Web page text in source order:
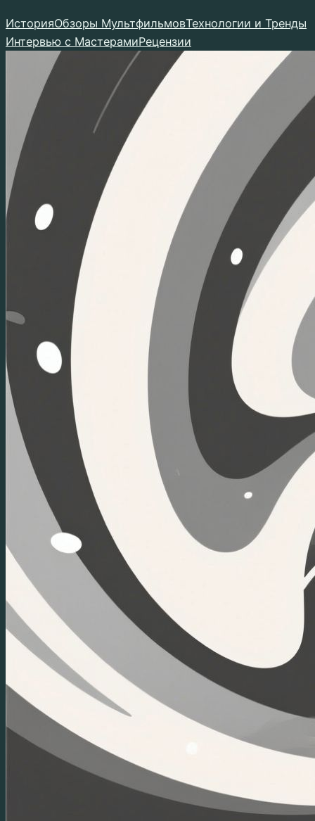
к
содержимому
ИсторияОбзоры МультфильмовТехнологии и Тренды
Интервью с МастерамиРецензии